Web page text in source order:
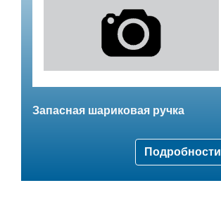
Запасная шариковая ручка
Подробности